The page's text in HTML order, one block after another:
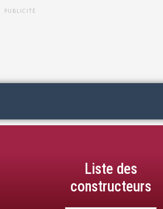
PUBLICITÉ
Liste des
constructeurs